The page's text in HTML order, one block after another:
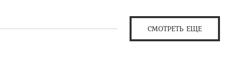
СМОТРЕТЬ ЕЩЕ